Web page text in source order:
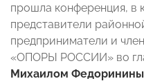
прошла конференция, в
представители
предприниматели и
«ОПОРЫ РОССИИ» во
Михаилом